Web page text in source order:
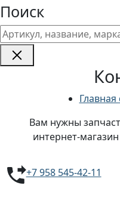
Поиск
Вам нужны
интернет-
+7 958 545-42-11